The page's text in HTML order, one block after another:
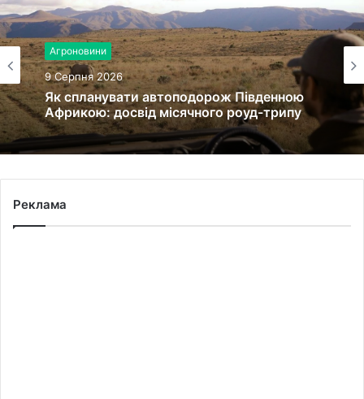
Агроновини
9 Серпня 2026
Як спланувати автоподорож Південною
Африкою: досвід місячного роуд-трипу
Реклама